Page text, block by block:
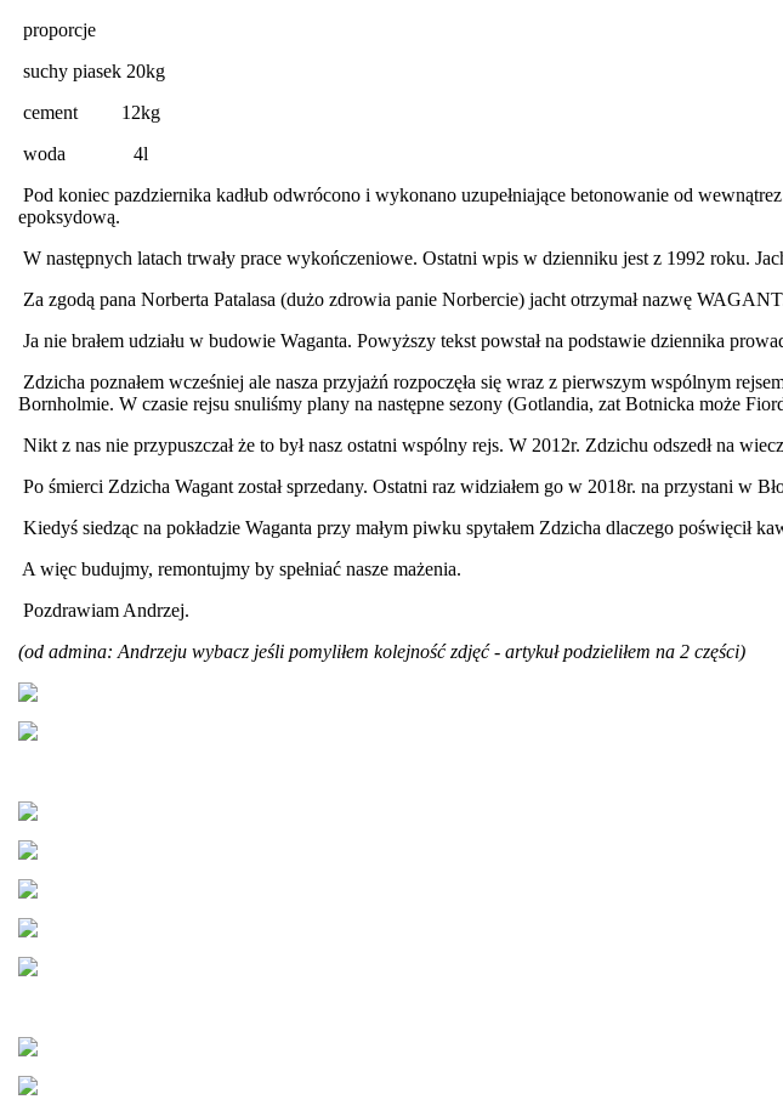
proporcje
suchy piasek 20kg
cement 12kg
woda 4l
Pod koniec pazdziernika kadłub odwrócono i wykonano uzupełniające betonowanie od
epoksydową.
W następnych latach trwały prace wykończeniowe. Ostatni wpis w dzienniku jest z 1992 roku.
Za zgodą pana Norberta Patalasa (dużo zdrowia panie Norbercie) jacht otrzymał nazwę
Ja nie brałem udziału w budowie Waganta. Powyższy tekst powstał na podstawie dziennika
Zdzicha poznałem wcześniej ale nasza przyjażń rozpoczęła się wraz z pierwszym wspólnym
Bornholmie. W czasie rejsu snuliśmy plany na następne sezony (Gotlandia, zat Botnicka może
Nikt z nas nie przypuszczał że to był nasz ostatni wspólny rejs. W 2012r. Zdzichu odszedł na
Po śmierci Zdzicha Wagant został sprzedany. Ostatni raz widziałem go w 2018r. na przystani w
Kiedyś siedząc na pokładzie Waganta przy małym piwku spytałem Zdzicha dlaczego poświęcił
A więc budujmy, remontujmy by spełniać nasze mażenia.
Pozdrawiam Andrzej.
(od admina: Andrzeju wybacz jeśli pomyliłem kolejność zdjęć - artykuł podzieliłem na 2 części)